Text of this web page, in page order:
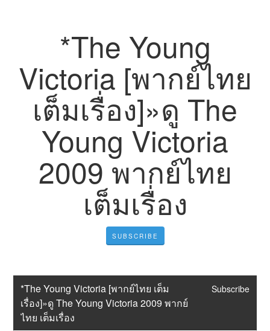
*The Young
Victoria [พากย์ไทย
เต็มเรื่อง]»ดู The
Young Victoria
2009 พากย์ไทย
เต็มเรื่อง
SUBSCRIBE
*The Young Victoria [พากย์ไทย เต็ม
เรื่อง]»ดู The Young Victoria 2009 พากย์
ไทย เต็มเรื่อง
Subscribe